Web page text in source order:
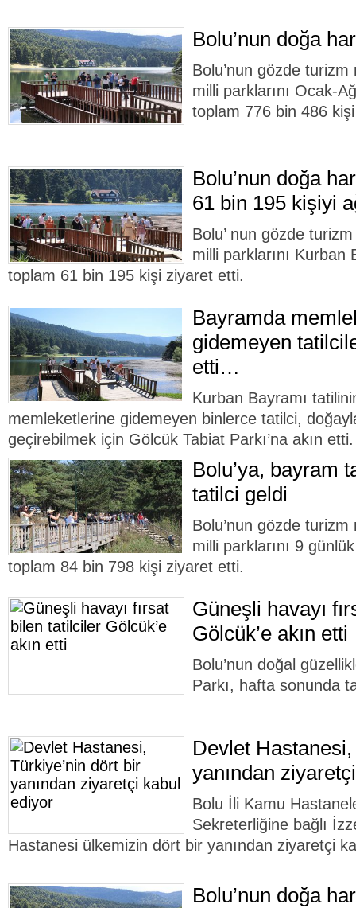
Bolu’nun doğa
Bolu’nun gözde
milli parklarını Ocak-
toplam 776 bin 486
Bolu’nun doğa
61 bin 195 kişiyi
Bolu’ nun gözde
milli parklarını Kurban
toplam 61 bin 195 kişi ziyaret etti.
Bayramda
gidemeyen
etti…
Kurban Bayramı
memleketlerine gidemeyen binlerce tatilci,
geçirebilmek için Gölcük Tabiat Parkı’na akın etti.
Bolu’ya, bayram
tatilci geldi
Bolu’nun gözde
milli parklarını 9
toplam 84 bin 798 kişi ziyaret etti.
Güneşli havayı
Gölcük’e akın etti
Bolu’nun doğal
Parkı, hafta sonunda
Devlet
yanından
Bolu İli Kamu
Sekreterliğine bağlı
Hastanesi ülkemizin dört bir yanından ziyaretçi
Bolu’nun doğa